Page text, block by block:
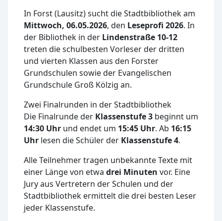
In Forst (Lausitz) sucht die Stadtbibliothek am
Mittwoch, 06.05.2026, den Leseprofi 2026. In
der Bibliothek in der Lindenstraße 10-12
treten die schulbesten Vorleser der dritten
und vierten Klassen aus den Forster
Grundschulen sowie der Evangelischen
Grundschule Groß Kölzig an.
Zwei Finalrunden in der Stadtbibliothek
Die Finalrunde der Klassenstufe 3 beginnt um
14:30 Uhr und endet um 15:45 Uhr. Ab 16:15
Uhr lesen die Schüler der Klassenstufe 4.
Alle Teilnehmer tragen unbekannte Texte mit
einer Länge von etwa drei Minuten vor. Eine
Jury aus Vertretern der Schulen und der
Stadtbibliothek ermittelt die drei besten Leser
jeder Klassenstufe.